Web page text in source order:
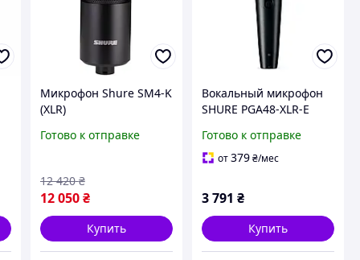
Микрофон Shure SM4-K
(XLR)
Готово к отправке
12 050 ₴
12 420 ₴
Купить
Вокальный микрофон
SHURE PGA48-XLR-E
Готово к отправке
от379₴/мес
3 791 ₴
Купить